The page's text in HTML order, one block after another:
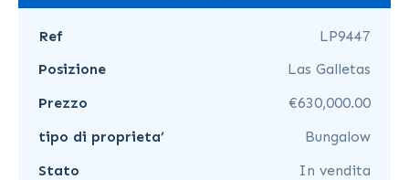
Ref
LP9447
Posizione
Las Galletas
Prezzo
€630,000.00
tipo di proprieta’
Bungalow
Stato
In vendita